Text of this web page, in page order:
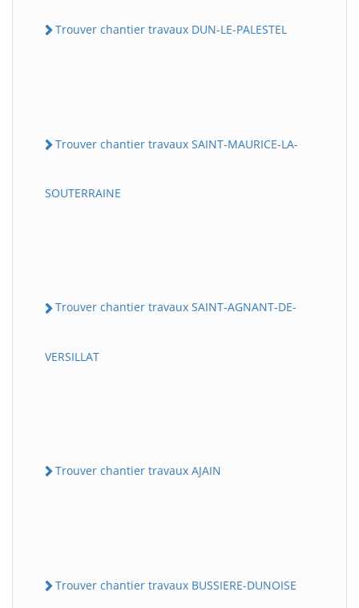
Trouver chantier travaux DUN-LE-PALESTEL
Trouver chantier travaux SAINT-MAURICE-LA-
SOUTERRAINE
Trouver chantier travaux SAINT-AGNANT-DE-
VERSILLAT
Trouver chantier travaux AJAIN
Trouver chantier travaux BUSSIERE-DUNOISE